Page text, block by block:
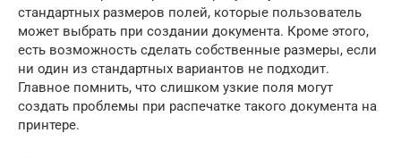
стандартных размеров полей, которые пользователь
может выбрать при создании документа. Кроме этого,
есть возможность сделать собственные размеры, если
ни один из стандартных вариантов не подходит.
Главное помнить, что слишком узкие поля могут
создать проблемы при распечатке такого документа на
принтере.